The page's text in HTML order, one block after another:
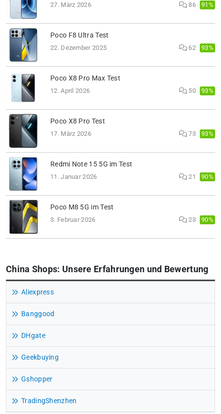
27. März 2026 86 91%
Poco F8 Ultra Test
22. Dezember 2025 62 93%
Poco X8 Pro Max Test
12. April 2026 50 93%
Poco X8 Pro Test
17. März 2026 73 93%
Redmi Note 15 5G im Test
11. Januar 2026 21 90%
Poco M8 5G im Test
3. Februar 2026 23 90%
China Shops: Unsere Erfahrungen und Bewertung
Aliexpress
Banggood
DHgate
Geekbuying
Gshopper
TradingShenzhen